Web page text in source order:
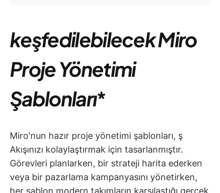
keşfedilebilecek Miro
Proje Yönetimi
Şablonları*
Miro'nun hazır proje yönetimi şablonları, ş
Akışınızı kolaylaştırmak için tasarlanmıştır.
Görevleri planlarken, bir strateji harita ederken
veya bir pazarlama kampanyasını yönetirken,
her şablon modern takımların karşılaştığı gerçek